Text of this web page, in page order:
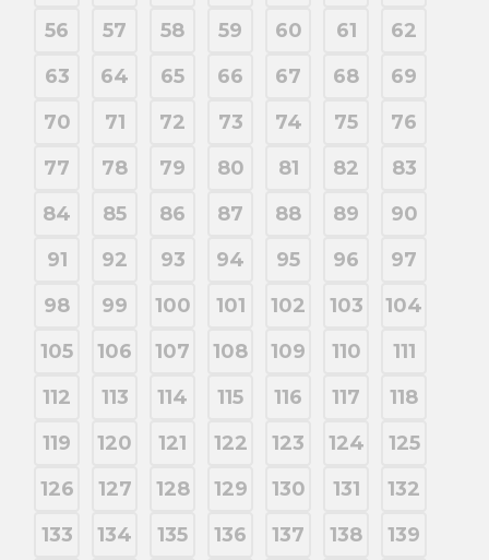
56
57 58 59 60 61
62
63
64 65 66 67 68
69
70
71 72 73 74 75
76
77
78 79 80 81 82
83
84
85 86 87 88 89
90
91
92 93 94 95 96
97
98
99 100 101 102 103
104
105
106 107 108 109 110
111
112
113 114 115 116 117
118
119
120 121 122 123 124
125
126
127 128 129 130 131
132
133
134 135 136 137 138
139